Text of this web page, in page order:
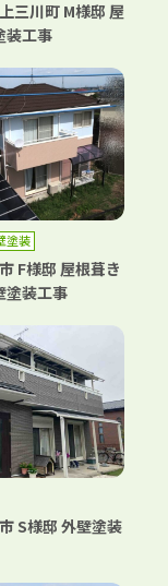
三川町 M様邸 屋
装工事
塗装
F様邸 屋根葺き
塗装工事
S様邸 外壁塗装